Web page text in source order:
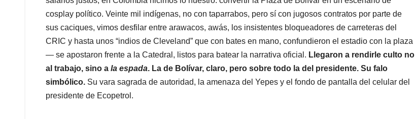
p
k
n
cosplay político. Veinte mil indígenas, no con taparrabos, pero sí con jugosos contratos por parte de
sus caciques, vimos desfilar entre arawacos, awás, los insistentes bloqueadores de carreteras del
CRIC y hasta unos “indios de Cleveland” que con bates en mano, confundieron el estadio con la plaza
— se apostaron frente a la Catedral, listos para batear la narrativa oficial. Llegaron a rendirle culto no
al trabajo, sino a la espada. La de Bolívar, claro, pero sobre todo la del presidente. Su falo
simbólico. Su vara sagrada de autoridad, la amenaza del Yepes y el fondo de pantalla del celular del
presidente de Ecopetrol.